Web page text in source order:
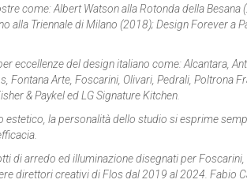
come: Albert Watson alla Rotonda della Besana
alla Triennale di Milano (2018); Design Forever a
eccellenze del design italiano come: Alcantara,
Fontana Arte, Foscarini, Olivari, Pedrali, Poltrona
& Paykel ed LG Signature Kitchen.
estetico, la personalità dello studio si esprime
di arredo ed illuminazione disegnati per Foscarini,
direttori creativi di Flos dal 2019 al 2024. Fabio